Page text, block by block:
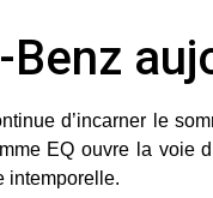
d’incarner le
EQ ouvre la voie
intemporelle.